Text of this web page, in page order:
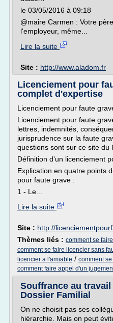
le 03/05/2016 à 09:18
@maire Carmen : Votre
l'employeur, même...
Lire la suite
Site : http://www.aladom.fr
Licenciement pour
complet d'expertise
Licenciement pour faute
Licenciement pour faute
lettres, indemnités,
jurisprudence sur la faute
questions sont sur ce site du
Définition d'un licenciement
Explication en quatre points
pour faute grave :
1 - Le...
Lire la suite
Site : http://
Thèmes liés : comment se
comment se faire licencier sans
licencier a l'amiable / comment
comment faire appel d'un
Souffrance au travail
Dossier Familial
On ne choisit pas ses
hiérarchie. Mais on peut